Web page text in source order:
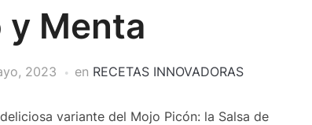
y Menta
2023 en RECETAS INNOVADORAS
variante del Mojo Picón: la Salsa de